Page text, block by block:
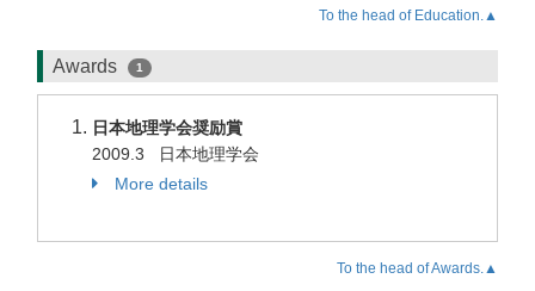
To the head of Education.▲
Awards 1
日本地理学会奨励賞
2009.3 日本地理学会
More details
To the head of Awards.▲